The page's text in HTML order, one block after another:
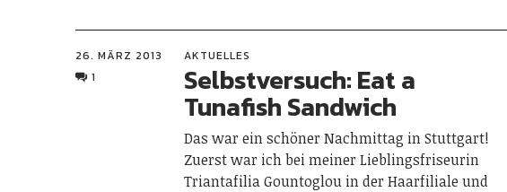
26. MÄRZ 2013
1
AKTUELLES
Selbstversuch: Eat a
Tunafish Sandwich
Das war ein schöner Nachmittag in Stuttgart!
Zuerst war ich bei meiner Lieblingsfriseurin
Triantafilia Gountoglou in der Haarfiliale und